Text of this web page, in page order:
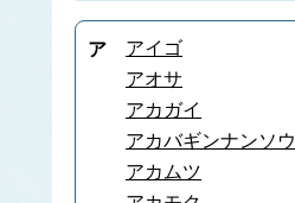
ア
アイゴ
アオサ
アカガイ
アカバギンナンソウ
アカムツ